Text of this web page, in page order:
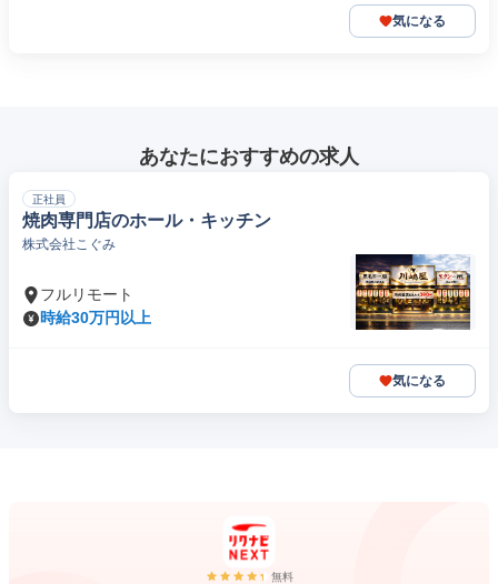
気になる
あなたにおすすめの求人
正社員
焼肉専門店のホール・キッチン
株式会社こぐみ
フルリモート
時給30万円以上
気になる
無料